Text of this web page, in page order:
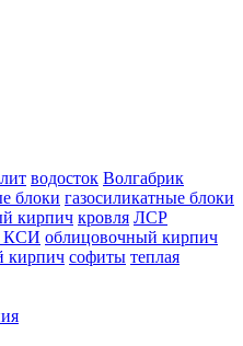
водосток Волгабрик
блоки газосиликатные блоки
кирпич кровля ЛСР
КСИ облицовочный кирпич
кирпич софиты теплая